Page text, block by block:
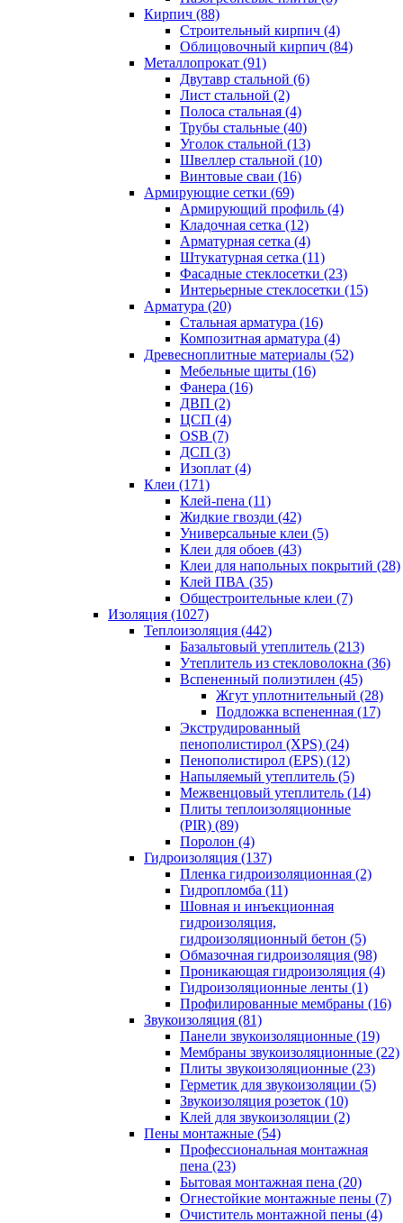
Кирпич (88)
Строительный кирпич (4)
Облицовочный кирпич (84)
Металлопрокат (91)
Двутавр стальной (6)
Лист стальной (2)
Полоса стальная (4)
Трубы стальные (40)
Уголок стальной (13)
Швеллер стальной (10)
Винтовые сваи (16)
Армирующие сетки (69)
Армирующий профиль (4)
Кладочная сетка (12)
Арматурная сетка (4)
Штукатурная сетка (11)
Фасадные стеклосетки (23)
Интерьерные стеклосетки (15)
Арматура (20)
Стальная арматура (16)
Композитная арматура (4)
Древесноплитные материалы (52)
Мебельные щиты (16)
Фанера (16)
ДВП (2)
ЦСП (4)
OSB (7)
ДСП (3)
Изоплат (4)
Клеи (171)
Клей-пена (11)
Жидкие гвозди (42)
Универсальные клеи (5)
Клеи для обоев (43)
Клеи для напольных покрытий (28)
Клей ПВА (35)
Общестроительные клеи (7)
Изоляция (1027)
Теплоизоляция (442)
Базальтовый утеплитель (213)
Утеплитель из стекловолокна (36)
Вспененный полиэтилен (45)
Жгут уплотнительный (28)
Подложка вспененная (17)
Экструдированный
пенополистирол (XPS) (24)
Пенополистирол (EPS) (12)
Напыляемый утеплитель (5)
Межвенцовый утеплитель (14)
Плиты теплоизоляционные
(PIR) (89)
Поролон (4)
Гидроизоляция (137)
Пленка гидроизоляционная (2)
Гидропломба (11)
Шовная и инъекционная
гидроизоляция,
гидроизоляционный бетон (5)
Обмазочная гидроизоляция (98)
Проникающая гидроизоляция (4)
Гидроизоляционные ленты (1)
Профилированные мембраны (16)
Звукоизоляция (81)
Панели звукоизоляционные (19)
Мембраны звукоизоляционные (22)
Плиты звукоизоляционные (23)
Герметик для звукоизоляции (5)
Звукоизоляция розеток (10)
Клей для звукоизоляции (2)
Пены монтажные (54)
Профессиональная монтажная
пена (23)
Бытовая монтажная пена (20)
Огнестойкие монтажные пены (7)
Очиститель монтажной пены (4)